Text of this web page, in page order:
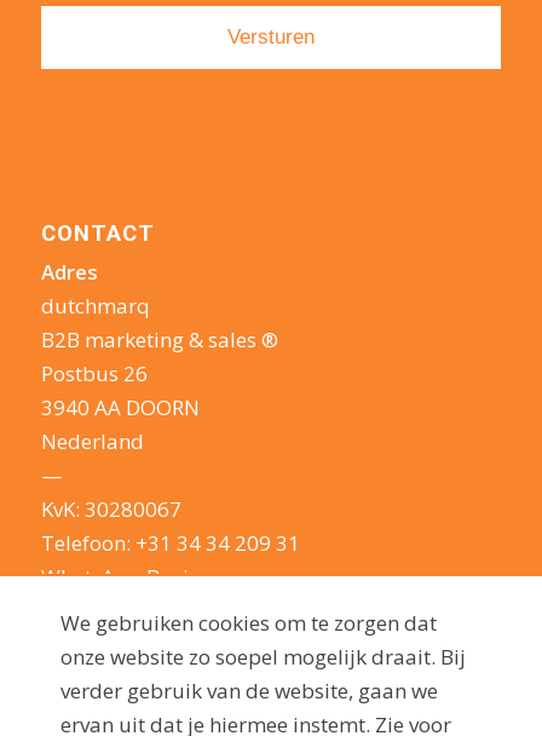
CONTACT
Adres
dutchmarq
B2B marketing & sales ®
Postbus 26
3940 AA DOORN
Nederland
—
KvK: 30280067
Telefoon: +31 34 34 209 31
WhatsApp Business
E-mail:
info@dutchmarq.nl
We houden van een geintje. Maar nemen je
privacy erg serieus: lees hier onze
We gebruiken cookies om te zorgen dat
onze website zo soepel mogelijk draait. Bij
verder gebruik van de website, gaan we
ervan uit dat je hiermee instemt. Zie voor